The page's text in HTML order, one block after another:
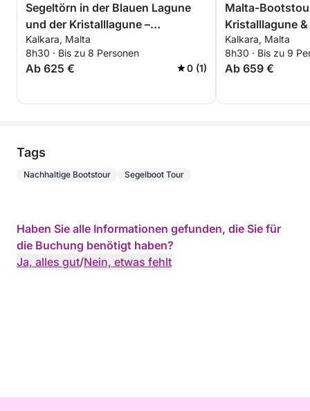
Segeltörn in der Blauen Lagune
und der Kristalllagune –
Ganztagesausflug nach Malta
Kalkara, Malta
8h30 · Bis zu 8 Personen
Ab 625 € 0 (1)
Malta-
Kristalllagune &
Kalkara, Malta
8h30 · Bis zu 9
Ab 659 €
Tags
Nachhaltige Bootstour Segelboot Tour
Haben Sie alle Informationen gefunden, die Sie für
die Buchung benötigt haben?
Ja, alles gut/Nein, etwas fehlt